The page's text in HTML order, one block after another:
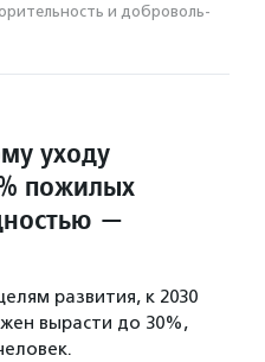
и доброволь­
уходу
пожилых
—
развития, к 2030
вырасти до 30%,